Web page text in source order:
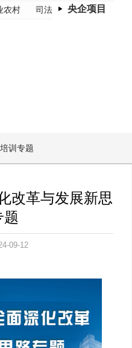
农村 司法 央企项目
训专题
改革与发展新思
题
09-12